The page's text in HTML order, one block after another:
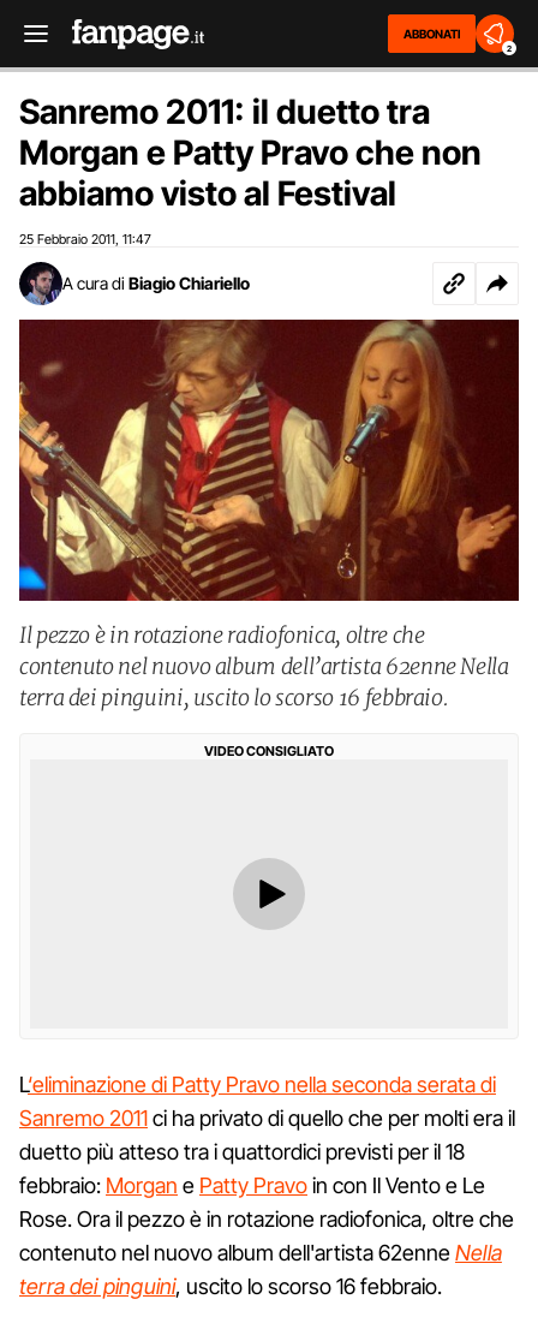
ABBONATI
2
Sanremo 2011: il duetto tra
Morgan e Patty Pravo che non
abbiamo visto al Festival
25 Febbraio 2011 11:47
A cura di Biagio Chiariello
Il pezzo è in rotazione radiofonica, oltre che
contenuto nel nuovo album dell’artista 62enne Nella
terra dei pinguini, uscito lo scorso 16 febbraio.
VIDEO CONSIGLIATO
L‘eliminazione di Patty Pravo nella seconda serata di
Sanremo 2011ci ha privato di quello che per molti era il
duetto più atteso tra i quattordici previsti per il 18
febbraio: Morgan e Patty Pravoin con Il Vento e Le
Rose. Ora il pezzo è in rotazione radiofonica, oltre che
contenuto nel nuovo album dell'artista 62enneNella
terra dei pinguini, uscito lo scorso 16 febbraio.